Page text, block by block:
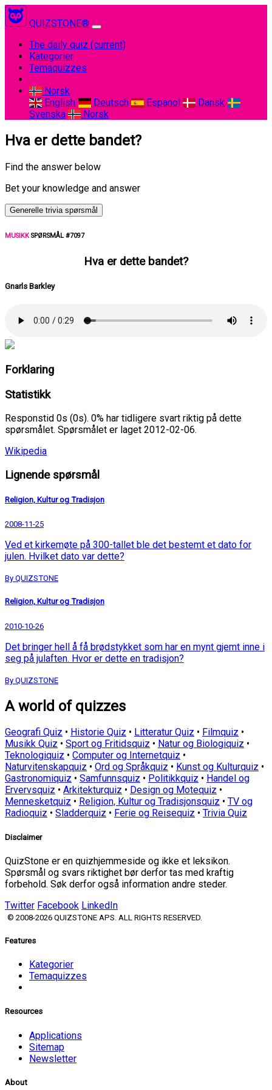
QUIZSTONE®
The daily quiz (current)
Kategorier
Temaquizzes
Norsk
English
Deutsch Espanol
Dansk
Svenska
Norsk
Hva er dette bandet?
Find the answer below
Bet your knowledge and answer
Generelle trivia spørsmål
MUSIKKSPØRSMÅL #7097
Hva er dette bandet?
Gnarls Barkley
Forklaring
Statistikk
Responstid 0s (0s). 0% har tidligere svart riktig på dette
spørsmålet. Spørsmålet er laget 2012-02-06.
Wikipedia
Lignende spørsmål
Religion, Kultur og Tradisjon
2008-11-25
Ved et kirkemøte på 300-tallet ble det bestemt et dato for
julen. Hvilket dato var dette?
By QUIZSTONE
Religion, Kultur og Tradisjon
2010-10-26
Det bringer hell å få brødstykket som har en mynt gjemt inne i
seg på julaften. Hvor er dette en tradisjon?
By QUIZSTONE
A world of quizzes
Geografi Quiz • Historie Quiz • Litteratur Quiz • Filmquiz •
Musikk Quiz • Sport og Fritidsquiz • Natur og Biologiquiz •
Teknologiquiz • Computer og Internetquiz •
Naturvitenskapquiz • Ord og Språkquiz • Kunst og Kulturquiz •
Gastronomiquiz • Samfunnsquiz • Politikkquiz • Handel og
Ervervsquiz • Arkitekturquiz • Design og Motequiz •
Mennesketquiz • Religion, Kultur og Tradisjonsquiz • TV og
Radioquiz • Sladderquiz • Ferie og Reisequiz • Trivia Quiz
Disclaimer
QuizStone er en quizhjemmeside og ikke et leksikon.
Spørsmål og svars riktighet bør derfor tas med kraftig
forbehold. Søk derfor også information andre steder.
Twitter Facebook LinkedIn
© 2008-2026 QUIZSTONE APS. ALL RIGHTS RESERVED.
Features
Kategorier
Temaquizzes
Resources
Applications
Sitemap
Newsletter
About